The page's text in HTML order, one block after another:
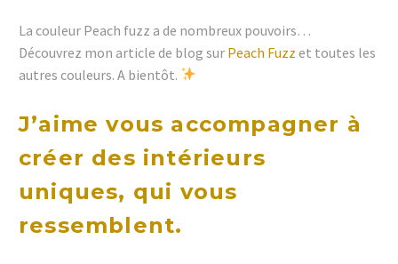
La couleur Peach fuzz a de nombreux pouvoirs…
Découvrez mon article de blog sur Peach Fuzz et toutes les
autres couleurs. A bientôt.
J’aime vous accompagner à
créer des intérieurs
uniques, qui vous
ressemblent.